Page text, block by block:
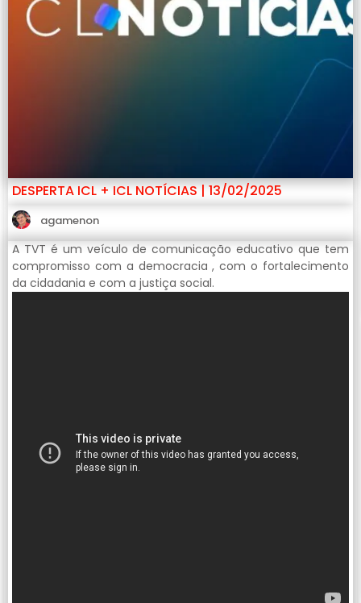
DESPERTA ICL + ICL NOTÍCIAS | 13/02/2025
agamenon
A TVT é um veículo de comunicação educativo que tem
compromisso com a democracia , com o fortalecimento
da cidadania e com a justiça social.